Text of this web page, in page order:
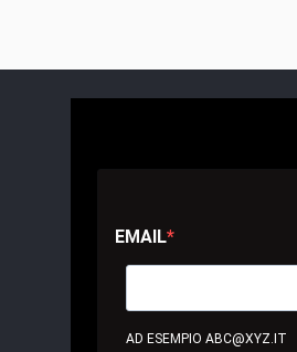
EMAIL
AD ESEMPIO ABC@XYZ.IT